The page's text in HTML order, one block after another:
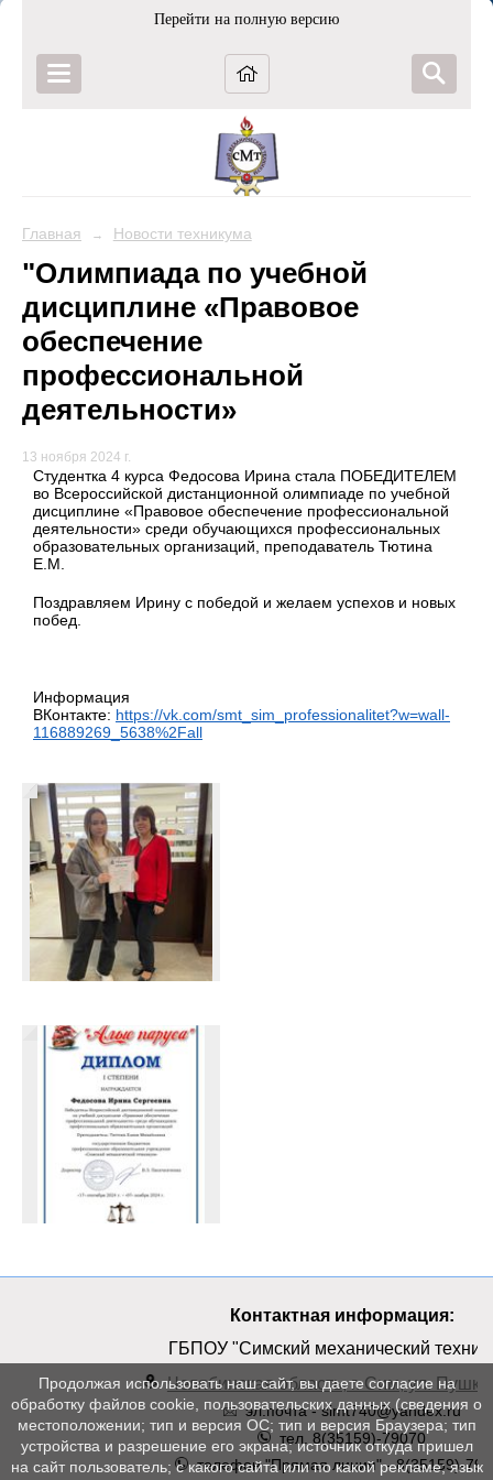
Перейти на полную версию
Главная → Новости техникума
"Олимпиада по учебной
дисциплине «Правовое
обеспечение
профессиональной
деятельности»
13 ноября 2024 г.
Студентка 4 курса Федосова Ирина стала ПОБЕДИТЕЛЕМ
во Всероссийской дистанционной олимпиаде по учебной
дисциплине «Правовое обеспечение профессиональной
деятельности» среди обучающихся профессиональных
образовательных организаций, преподаватель Тютина
Е.М.
Поздравляем Ирину с победой и желаем успехов и новых
побед.
Информация
ВКонтакте: https://vk.com/smt_sim_professionalitet?w=wall-
116889269_5638%2Fall
Контактная информация:
ГБПОУ "Симский механический
Челябинская область, г. Сим, ул.
эл.почта - simt740@yandex.ru
тел. 8(35159)-79070
телефон "Прямая линия" - 8(35159)-
Продолжая использовать наш сайт, вы даете согласие на
обработку файлов cookie, пользовательских данных (сведения о
местоположении; тип и версия ОС; тип и версия Браузера; тип
устройства и разрешение его экрана; источник откуда пришел
на сайт пользователь; с какого сайта или по какой рекламе; язык